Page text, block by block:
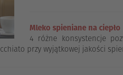
Mleko spieniane na ciepło
4 różne konsystencje
przy wyjątkowej jakości